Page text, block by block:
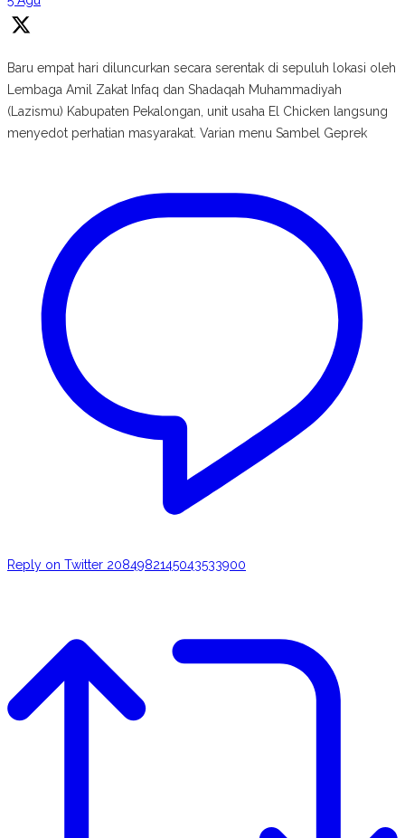
Baru empat hari diluncurkan secara serentak di sepuluh lokasi oleh
Lembaga Amil Zakat Infaq dan Shadaqah Muhammadiyah
(Lazismu) Kabupaten Pekalongan, unit usaha El Chicken langsung
menyedot perhatian masyarakat. Varian menu Sambel Geprek
Reply on Twitter 2084982145043533900